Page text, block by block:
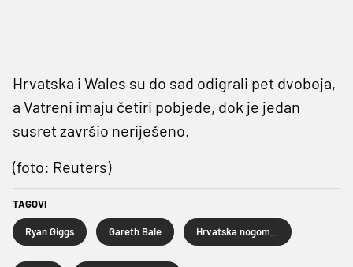
Hrvatska i Wales su do sad odigrali pet dvoboja,
a Vatreni imaju četiri pobjede, dok je jedan
susret završio neriješeno.
(foto: Reuters)
TAGOVI
Ryan Giggs Gareth Bale